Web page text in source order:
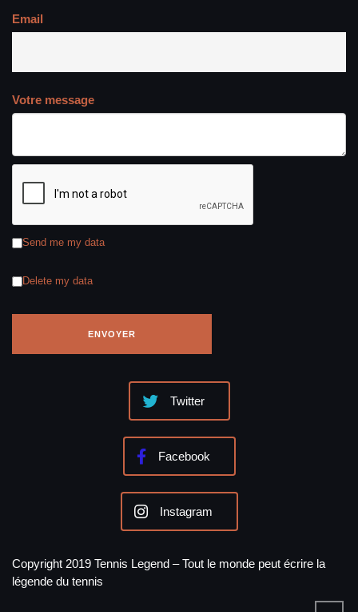
Email
Votre message
Send me my data
Delete my data
Twitter
Facebook
Instagram
Copyright 2019 Tennis Legend – Tout le monde peut écrire la
légende du tennis